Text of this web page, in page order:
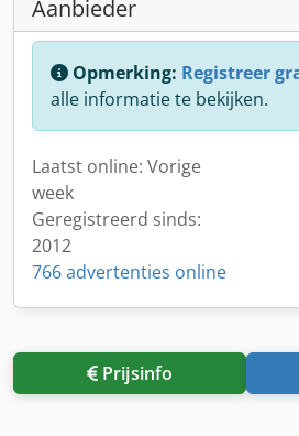
Aanbieder
Opmerking: Registreer
alle informatie te bekijken.
Laatst online: Vorige
week
Geregistreerd sinds:
2012
766 advertenties online
Prijsinfo